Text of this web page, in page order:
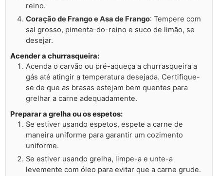
reino.
Coração de Frango e Asa de Frango: Tempere com
sal grosso, pimenta-do-reino e suco de limão, se
desejar.
Acender a churrasqueira:
Acenda o carvão ou pré-aqueça a churrasqueira a
gás até atingir a temperatura desejada. Certifique-
se de que as brasas estejam bem quentes para
grelhar a carne adequadamente.
Preparar a grelha ou os espetos:
Se estiver usando espetos, espete a carne de
maneira uniforme para garantir um cozimento
uniforme.
Se estiver usando grelha, limpe-a e unte-a
levemente com óleo para evitar que a carne grude.